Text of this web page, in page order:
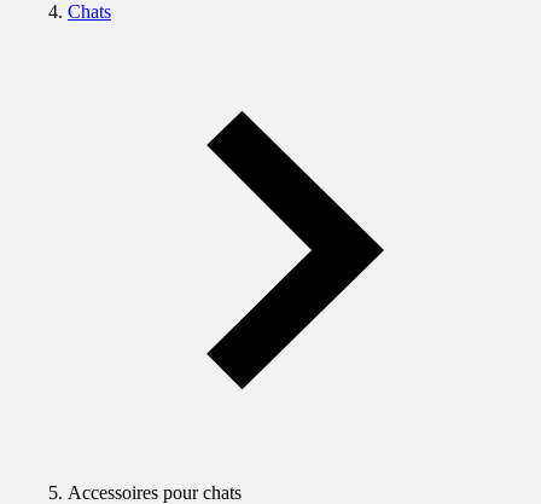
Chats
Accessoires pour chats